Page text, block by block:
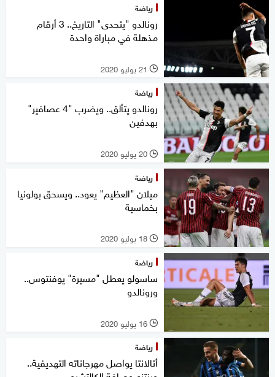
رياضة
رونالدو "يتحدى" التاريخ.. 3 أرقام
مذهلة في مباراة واحدة
l 21 يوليو 2020
رياضة
رونالدو يتألق.. ويضرب "4 عصافير"
بهدفين
l 20 يوليو 2020
رياضة
ميلان "العظيم" يعود.. ويسحق بولونيا
بخماسية
l 18 يوليو 2020
رياضة
ساسولو يعطل "مسيرة" يوفنتوس..
ورونالدو
l 16 يوليو 2020
رياضة
أتالانتا يواصل مهرجاناته التهديفية..